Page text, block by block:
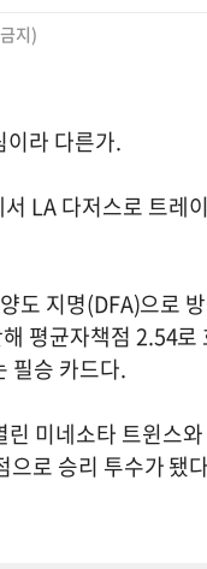
지)
라 다른가.
LA 다저스로 트레
도 지명(DFA)으로
평균자책점 2.54
필승 카드다.
미네소타 트윈스
으로 승리 투수가 됐